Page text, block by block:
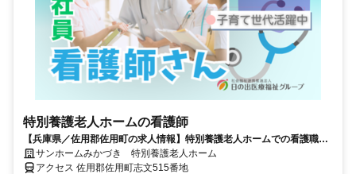
特別養護老人ホームの看護師
【兵庫県／佐用郡佐用町の求人情報】特別養護老人ホームでの看護職の
お仕事（夜勤無し）
サンホームみかづき 特別養護老人ホーム
アクセス 佐用郡佐用町志文515番地